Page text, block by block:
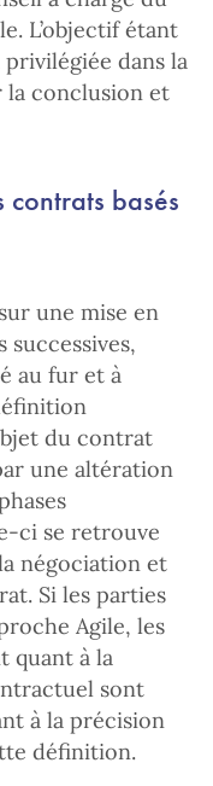
L’objectif étant
dans la
la conclusion et
contrats basés
une mise en
au fur et à
du contrat
une altération
ci se retrouve
négociation et
Si les parties
Agile, les
quant à la
sont
à la précision
définition.